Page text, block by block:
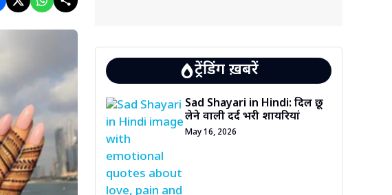
ट्रेंडिंग ख़बरें
Sad Shayari in Hindi: दिल छू
लेने वाली दर्द भरी शायरियां
May 16, 2026